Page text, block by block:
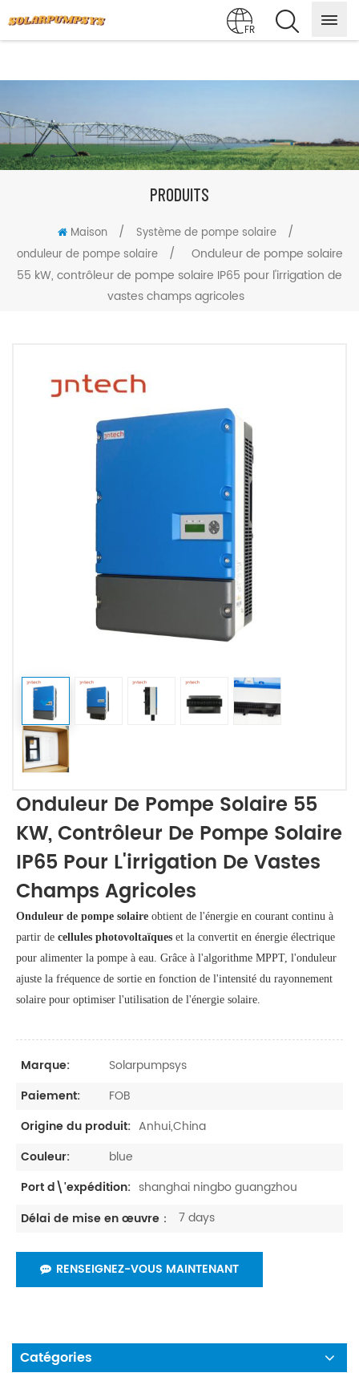
FR
PRODUITS
Maison / Système de pompe solaire /
onduleur de pompe solaire /
Onduleur de pompe solaire
55 kW, contrôleur de pompe solaire IP65 pour l'irrigation de
vastes champs agricoles
Onduleur De Pompe Solaire 55
KW, Contrôleur De Pompe Solaire
IP65 Pour L'irrigation De Vastes
Champs Agricoles
Onduleur de pompe solaire obtient de l'énergie en courant continu à
partir de cellules photovoltaïques et la convertit en énergie électrique
pour alimenter la pompe à eau. Grâce à l'algorithme MPPT, l'onduleur
ajuste la fréquence de sortie en fonction de l'intensité du rayonnement
solaire pour optimiser l'utilisation de l'énergie solaire.
Marque:
Solarpumpsys
Paiement:
FOB
Origine du produit: Anhui,China
Couleur:
blue
Port d\'expédition: shanghai ningbo guangzhou
Délai de mise en œuvre：
7 days
RENSEIGNEZ-VOUS MAINTENANT
Catégories